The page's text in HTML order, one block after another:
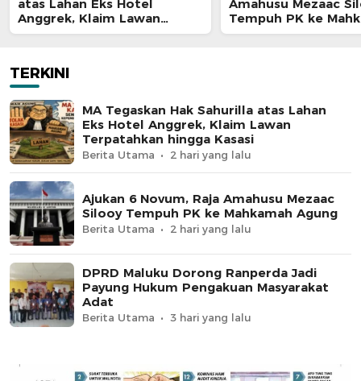
atas Lahan Eks Hotel
Anggrek, Klaim Lawan
Terpatahkan hingga Kasasi
Amahusu Mezaac
Tempuh PK ke
Agung
TERKINI
MA Tegaskan Hak Sahurilla atas Lahan
Eks Hotel Anggrek, Klaim Lawan
Terpatahkan hingga Kasasi
Berita Utama 2 hari yang lalu
Ajukan 6 Novum, Raja Amahusu Mezaac
Silooy Tempuh PK ke Mahkamah Agung
Berita Utama 2 hari yang lalu
DPRD Maluku Dorong Ranperda Jadi
Payung Hukum Pengakuan Masyarakat
Adat
Berita Utama 3 hari yang lalu